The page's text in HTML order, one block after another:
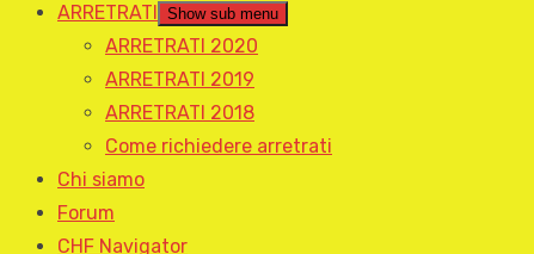
ARRETRATI
Show sub menu
ARRETRATI 2020
ARRETRATI 2019
ARRETRATI 2018
Come richiedere arretrati
Chi siamo
Forum
CHF Navigator